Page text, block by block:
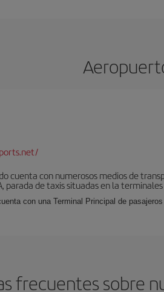
cuenta con numerosos medios de
parada de taxis situadas en la
con una Terminal Principal de
frecuentes sobre